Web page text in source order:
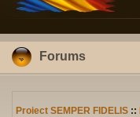
Forums
Proiect SEMPER FIDELIS ::